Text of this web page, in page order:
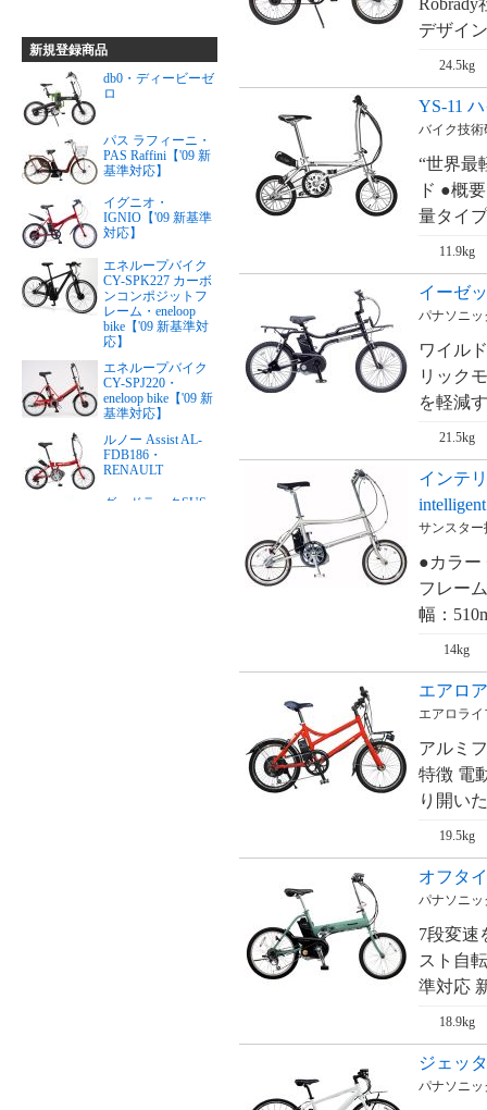
新規登録商品
db0・ディービーゼ
ロ
パス ラフィーニ・
PAS Raffini【'09 新
基準対応】
イグニオ・
IGNIO【'09 新基準
対応】
エネループバイク
CY-SPK227 カーボ
ンコンポジットフ
レーム・eneloop
bike【'09 新基準対
応】
エネループバイク
CY-SPJ220・
eneloop bike【'09 新
基準対応】
ルノー Assist AL-
FDB186・
RENAULT
グッドラックSUS
デザイ
24.5kg
YS-11
バイク技
“世界最
ド ●概
量タイ
11.9kg
イーゼ
パナソニッ
ワイル
リック
を軽減
21.5kg
インテ
サンスター
●カラー
フレー
幅：
14kg
エアロ
エアロラ
アルミ
特徴 電
り開い
19.5kg
オフタ
パナソニッ
7段変速
スト自
準対応
18.9kg
ジェッ
パナソニッ